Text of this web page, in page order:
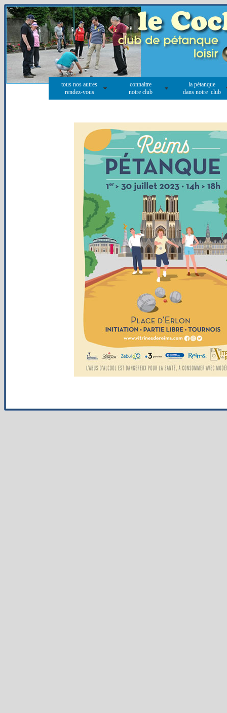
tous nos autres
rendez-vous
connaitre
notre club
la pétanque
dans notre club